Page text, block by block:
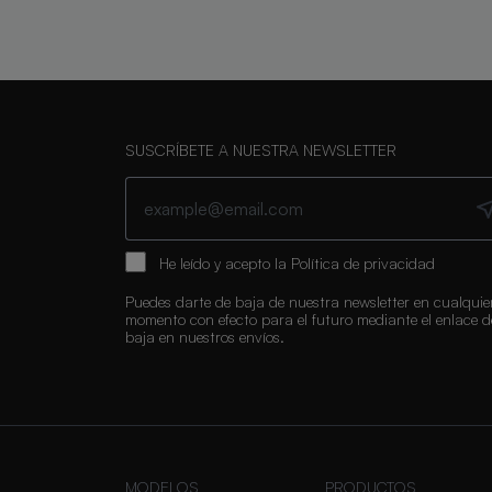
SUSCRÍBETE A NUESTRA NEWSLETTER
He leído y acepto la Política de privacidad
Puedes darte de baja de nuestra newsletter en
momento con efecto para el futuro mediante el enlace
baja en nuestros envíos.
MODELOS PRODUCTOS